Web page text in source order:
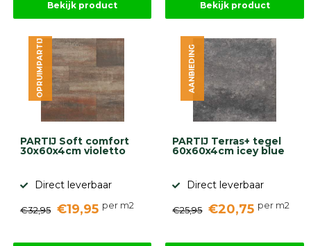
Bekijk product Bekijk product
PARTIJ Soft comfort
30x60x4cm violetto
Direct leverbaar
€32,95 €19,95 per m2
OPRUIMPARTIJ
PARTIJ Terras+ tegel
60x60x4cm icey blue
Direct leverbaar
€25,95 €20,75 per m2
AANBIEDING